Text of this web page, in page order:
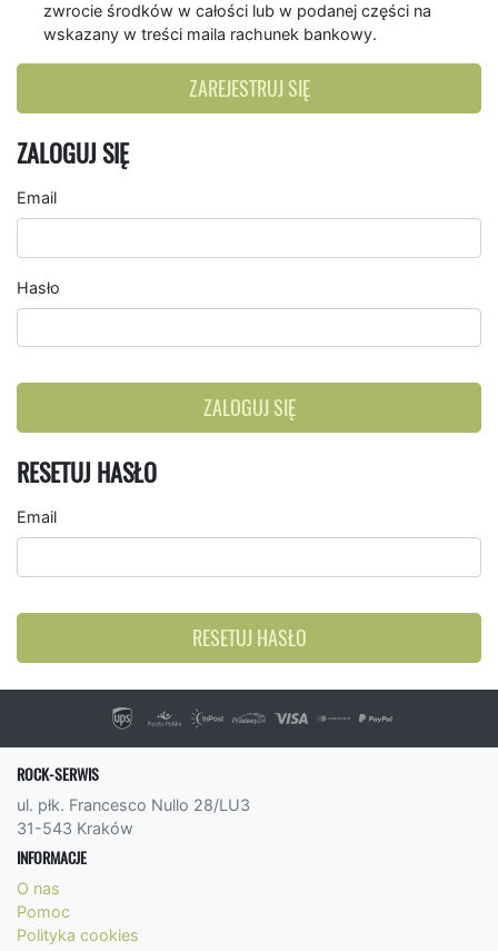
zwrocie środków w całości lub w podanej części na
wskazany w treści maila rachunek bankowy.
ZAREJESTRUJ SIĘ
ZALOGUJ SIĘ
Email
Hasło
ZALOGUJ SIĘ
RESETUJ HASŁO
Email
RESETUJ HASŁO
ROCK-SERWIS
ul. płk. Francesco Nullo 28/LU3
31-543 Kraków
INFORMACJE
O nas
Pomoc
Polityka cookies